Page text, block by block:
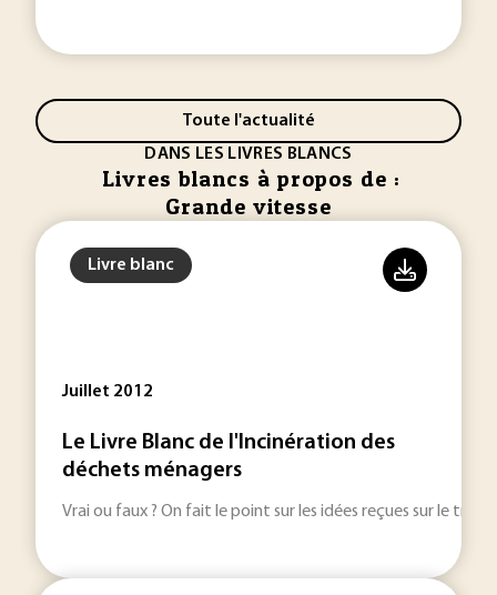
Toute l'actualité
DANS LES LIVRES BLANCS
Livres blancs à propos de :
Grande vitesse
Livre blanc
Juillet 2012
Le Livre Blanc de l'Incinération des
déchets ménagers
Vrai ou faux ? On fait le point sur les idées reçues sur le